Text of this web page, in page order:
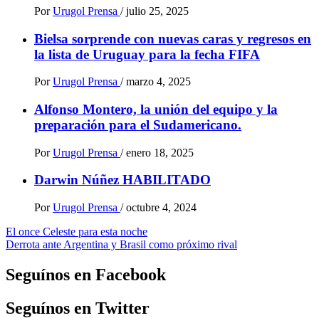
Por Urugol Prensa / julio 25, 2025
Bielsa sorprende con nuevas caras y regresos en
la lista de Uruguay para la fecha FIFA
Por Urugol Prensa / marzo 4, 2025
Alfonso Montero, la unión del equipo y la
preparación para el Sudamericano.
Por Urugol Prensa / enero 18, 2025
Darwin Núñez HABILITADO
Por Urugol Prensa / octubre 4, 2024
Navegación
de
entradas
El once Celeste para esta noche
Derrota ante Argentina y Brasil como próximo rival
Seguínos en Facebook
Seguínos en Twitter